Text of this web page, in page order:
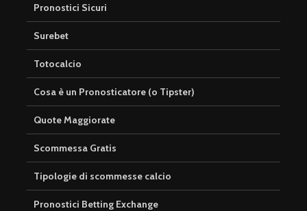
Pronostici Sicuri
Surebet
Totocalcio
Cosa è un Pronosticatore (o Tipster)
Quote Maggiorate
Scommessa Gratis
Tipologie di scommesse calcio
Pronostici Betting Exchange